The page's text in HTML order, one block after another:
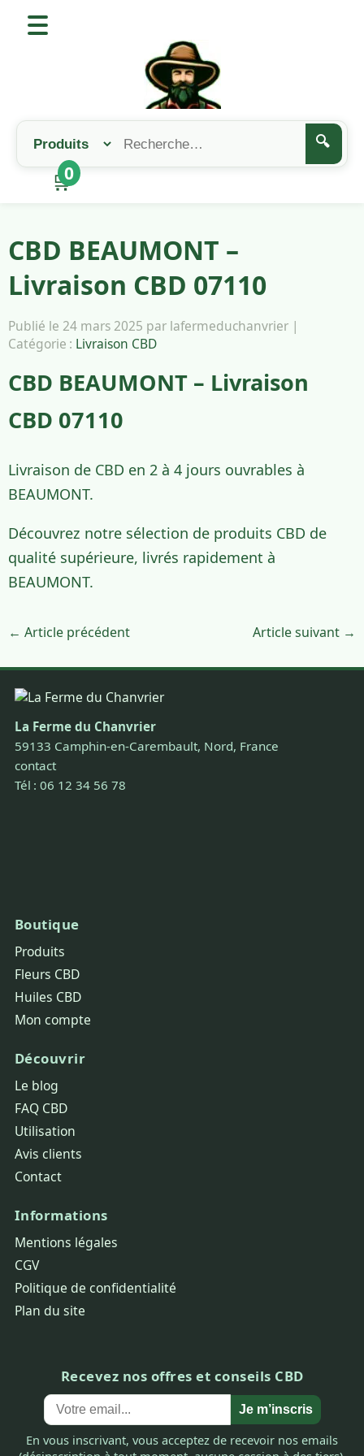
🔍
🛒
0
CBD BEAUMONT –
Livraison CBD 07110
Publié le 24 mars 2025 par lafermeduchanvrier |
Catégorie : Livraison CBD
CBD BEAUMONT – Livraison
CBD 07110
Livraison de CBD en 2 à 4 jours ouvrables à
BEAUMONT.
Découvrez notre sélection de produits CBD de
qualité supérieure, livrés rapidement à
BEAUMONT.
← Article précédent Article suivant →
La Ferme du Chanvrier
59133 Camphin-en-Carembault, Nord, France
contact
Tél : 06 12 34 56 78
Boutique
Produits
Fleurs CBD
Huiles CBD
Mon compte
Découvrir
Le blog
FAQ CBD
Utilisation
Avis clients
Contact
Informations
Mentions légales
CGV
Politique de confidentialité
Plan du site
Recevez nos offres et conseils CBD
Je m’inscris
En vous inscrivant, vous acceptez de recevoir nos emails